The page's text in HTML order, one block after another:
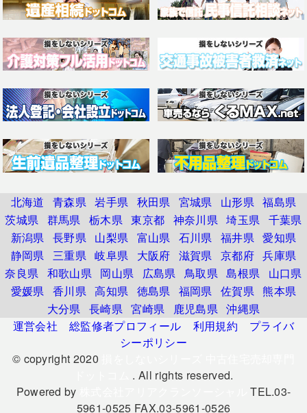
北海道 青森県 岩手県 秋田県 宮城県 山形県 福島県
茨城県
群馬県 栃木県 東京都 神奈川県 埼玉県
千葉県
新潟県
長野県 山梨県 富山県 石川県 福井県 愛知県
静岡県
三重県 岐阜県 大阪府 滋賀県 京都府 兵庫県
奈良県
和歌山県 岡山県 広島県 鳥取県 島根県
山口県
愛媛県
香川県 高知県 徳島県 福岡県 佐賀県
熊本県
大分県
長崎県 宮崎県 鹿児島県 沖縄県
運営会社
総監修者プロフィール 利用規約
プライバ
シーポリシー
© copyright 2020
. All rights reserved.
Powered by
TEL.03-
5961-0525 FAX.03-5961-0526